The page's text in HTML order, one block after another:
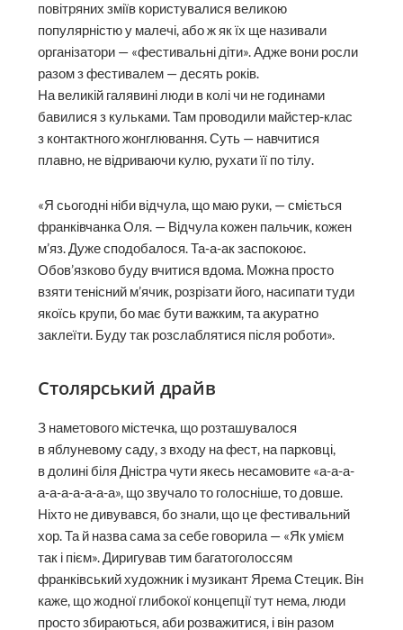
повітряних зміїв користувалися великою
популярністю у малечі, або ж як їх ще називали
організатори — «фестивальні діти». Адже вони росли
разом з фестивалем — десять років.
На великій галявині люди в колі чи не годинами
бавилися з кульками. Там проводили майстер-клас
з контактного жонг­лювання. Суть — навчитися
плавно, не відриваючи кулю, рухати її по тілу.
«Я сьогодні ніби відчула, що маю руки, — сміється
франківчанка Оля. — Відчула кожен пальчик, кожен
м’яз. Дуже сподобалося. Та-а-ак заспокоює.
Обов’язково буду вчитися вдома. Можна просто
взяти тенісний м’ячик, розрізати його, насипати туди
якоїсь крупи, бо має бути важким, та акуратно
заклеїти. Буду так розслаблятися після роботи».
Столярський драйв
З наметового містечка, що розташувалося
в яблуневому саду, з входу на фест, на парковці,
в долині біля Дністра чути якесь несамовите «а-а-а-
а-а-а-а-а-а-а», що звучало то голосніше, то довше.
Ніхто не дивувався, бо знали, що це фестивальний
хор. Та й назва сама за себе говорила — «Як умієм
так і пієм». Диригував тим багатоголоссям
франківський художник і музикант Ярема Стецик. Він
каже, що жодної глибокої концепції тут нема, люди
просто збираються, аби розважитися, і він разом